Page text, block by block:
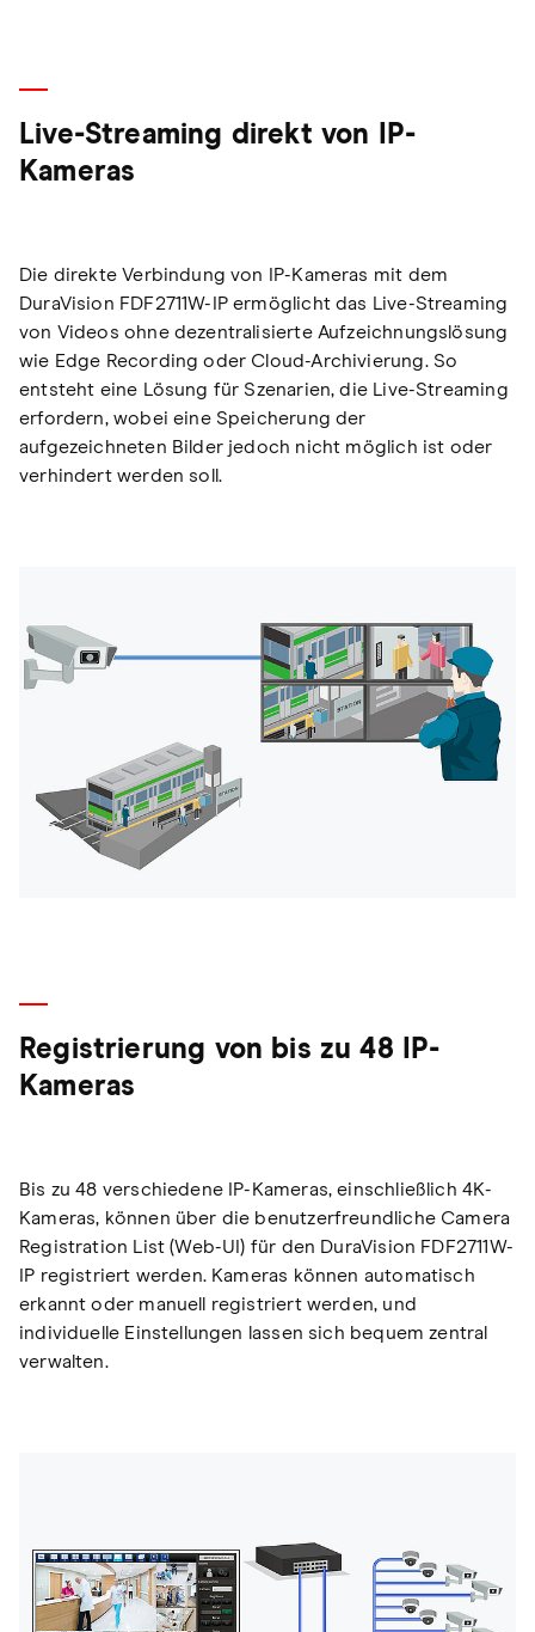
Live-Streaming direkt von IP-
Kameras
Die direkte Verbindung von IP-Kameras mit dem
DuraVision FDF2711W-IP ermöglicht das Live-Streaming
von Videos ohne dezentralisierte Aufzeichnungslösung
wie Edge Recording oder Cloud-Archivierung. So
entsteht eine Lösung für Szenarien, die Live-Streaming
erfordern, wobei eine Speicherung der
aufgezeichneten Bilder jedoch nicht möglich ist oder
verhindert werden soll.
Registrierung von bis zu 48 IP-
Kameras
Bis zu 48 verschiedene IP-Kameras, einschließlich 4K-
Kameras, können über die benutzerfreundliche Camera
Registration List (Web-UI) für den DuraVision FDF2711W-
IP registriert werden. Kameras können automatisch
erkannt oder manuell registriert werden, und
individuelle Einstellungen lassen sich bequem zentral
verwalten.